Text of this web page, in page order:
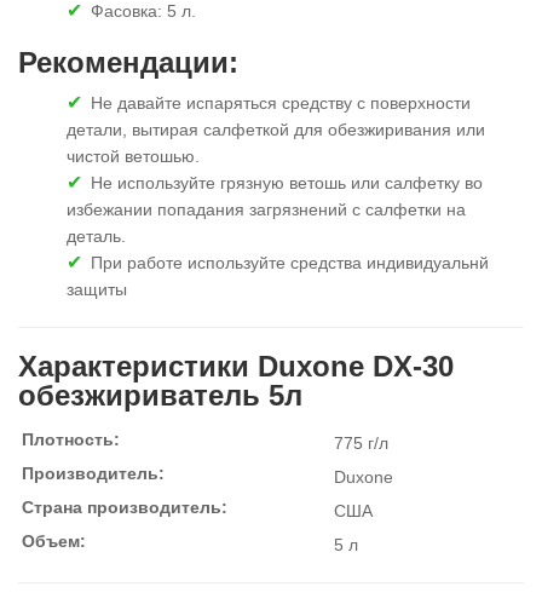
Фасовка: 5 л.
Рекомендации:
Не давайте испаряться средству с поверхности
детали, вытирая салфеткой для обезжиривания или
чистой ветошью.
Не используйте грязную ветошь или салфетку во
избежании попадания загрязнений с салфетки на
деталь.
При работе используйте средства индивидуальнй
защиты
Характеристики Duxone DX-30
обезжириватель 5л
Плотность:
775 г/л
Производитель:
Duxone
Страна производитель:
США
Объем:
5 л